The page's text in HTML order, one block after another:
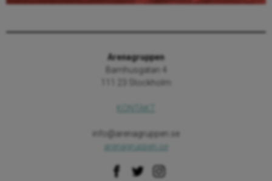
Arenagruppen
Barnhusgatan 4
111 23 Stockholm
info@arenagruppen.se
arenagruppen.se